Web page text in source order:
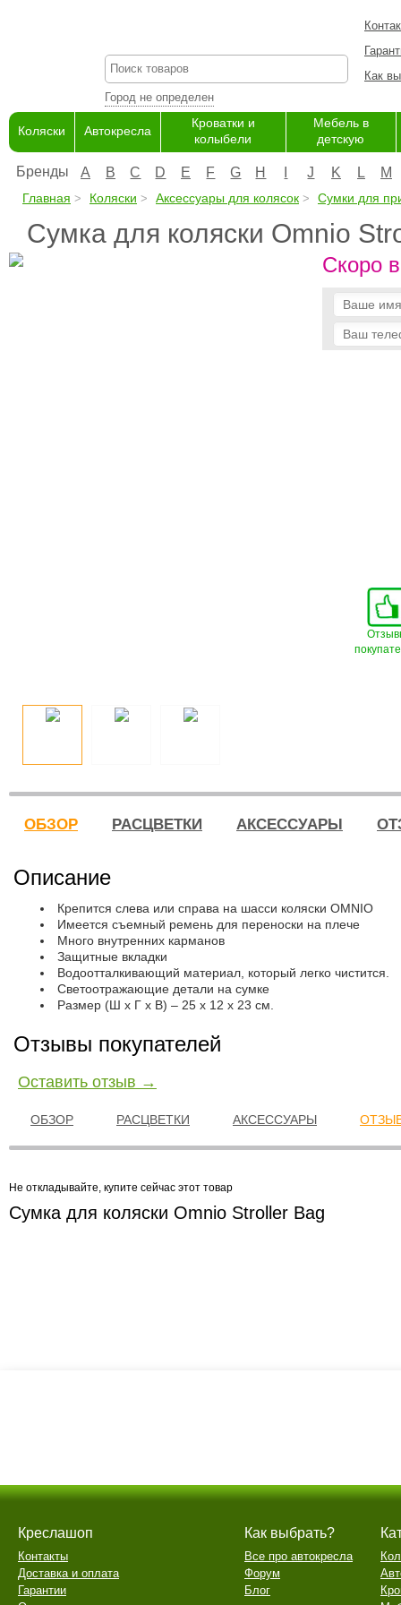
Город не определен
Как
Коляски Автокресла
Кроватки и
колыбели
Мебель в
детскую
Бренды A B C D E F G H J K L M
Главная Коляски Аксессуары для колясок Сумки для
Сумка для коляски Omnio
Скоро
ОБЗОР РАСЦВЕТКИ АКСЕССУАРЫ
Описание
Крепится слева или справа на шасси коляски OMNIO
Имеется съемный ремень для переноски на плече
Много внутренних карманов
Защитные вкладки
Водоотталкивающий материал, который легко чистится.
Светоотражающие детали на сумке
Размер (Ш x Г x В) – 25 х 12 х 23 см.
Отзывы покупателей
Оставить отзыв →
ОБЗОР РАСЦВЕТКИ АКСЕССУАРЫ
Не откладывайте, купите сейчас этот товар
Сумка для коляски Omnio Stroller Bag
Креслашоп
Контакты
Доставка и оплата
Гарантии
Как выбрать?
Все про автокресла
Форум
Блог